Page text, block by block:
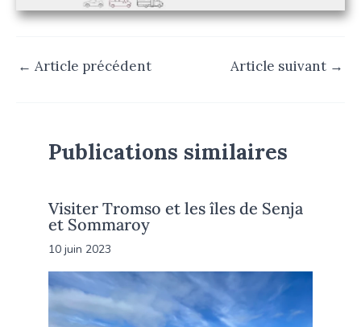
← Article précédent Article suivant →
Publications similaires
Visiter Tromso et les îles de Senja
et Sommaroy
10 juin 2023